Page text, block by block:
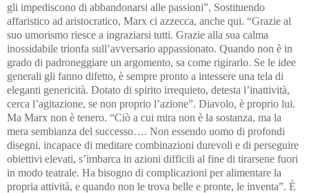
gli impediscono di abbandonarsi alle passioni”, Sostituendo
affaristico ad aristocratico, Marx ci azzecca, anche qui. “Grazie al
suo umorismo riesce a ingraziarsi tutti. Grazie alla sua calma
inossidabile trionfa sull’avversario appassionato. Quando non è in
grado di padroneggiare un argomento, sa come rigirarlo. Se le idee
generali gli fanno difetto, è sempre pronto a intessere una tela di
eleganti genericità. Dotato di spirito irrequieto, detesta l’inattività,
cerca l’agitazione, se non proprio l’azione”. Diavolo, è proprio lui.
Ma Marx non è tenero. “Ciò a cui mira non è la sostanza, ma la
mera sembianza del successo…. Non essendo uomo di profondi
disegni, incapace di meditare combinazioni durevoli e di perseguire
obiettivi elevati, s’imbarca in azioni difficili al fine di tirarsene fuori
in modo teatrale. Ha bisogno di complicazioni per alimentare la
propria attività, e quando non le trova belle e pronte, le inventa”. È